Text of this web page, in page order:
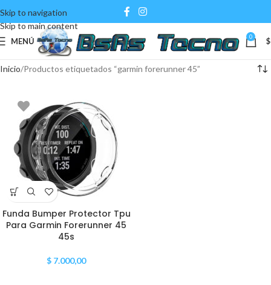
Skip to navigation
Skip to main content
MENÚ 0 $
Inicio Productos etiquetados “garmin forerunner 45”
Funda Bumper Protector Tpu
Para Garmin Forerunner 45
45s
$ 7.000,00